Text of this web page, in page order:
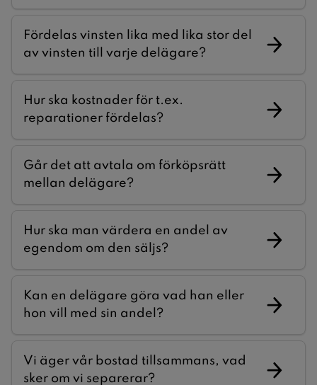
Fördelas vinsten lika med lika stor del
av vinsten till varje delägare?
Hur ska kostnader för t.ex.
reparationer fördelas?
Går det att avtala om förköpsrätt
mellan delägare?
Hur ska man värdera en andel av
egendom om den säljs?
Kan en delägare göra vad han eller
hon vill med sin andel?
Vi äger vår bostad tillsammans, vad
sker om vi separerar?